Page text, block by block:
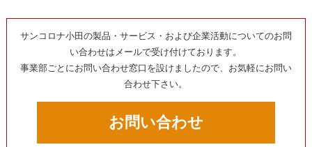
サンコロナ小田の製品・サービス・および企業活動についてのお問
い合わせはメールで受け付けております。
事業部ごとにお問い合わせ窓口を設けましたので、お気軽にお問い
合わせ下さい。
お問い合わせ